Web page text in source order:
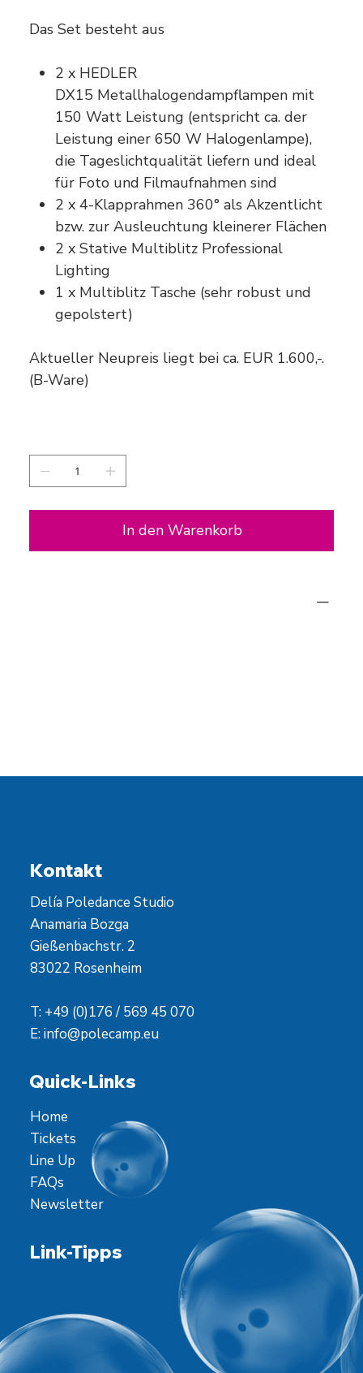
Das Set besteht aus
2 x HEDLER
DX15 Metallhalogendampflampen mit
150 Watt Leistung (entspricht ca. der
Leistung einer 650 W Halogenlampe),
die Tageslichtqualität liefern und ideal
für Foto und Filmaufnahmen sind
2 x 4-Klapprahmen 360° als Akzentlicht
bzw. zur Ausleuchtung kleinerer Flächen
2 x Stative Multiblitz Professional
Lighting
1 x Multiblitz Tasche (sehr robust und
gepolstert)
Aktueller Neupreis liegt bei ca. EUR 1.600,-.
(B-Ware)
In den Warenkorb
Kontakt
Delía Poledance Studio
Anamaria Bozga
Gießenbachstr. 2
83022 Rosenheim
T: +49 (0)176 / 569 45 070
E:info@polecamp.eu
Quick-Links
Home
Tickets
Line Up
FAQs
Newsletter
Link-Tipps